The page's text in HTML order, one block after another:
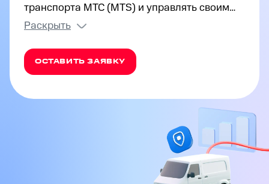
транспорта МТС (MTS) и управлять своим
автопарком в режиме реального времени.
расход топлива и особенности вождения,
улучшайте логистику и оптимизируйте
Раскрыть
ОСТАВИТЬ ЗАЯВКУ